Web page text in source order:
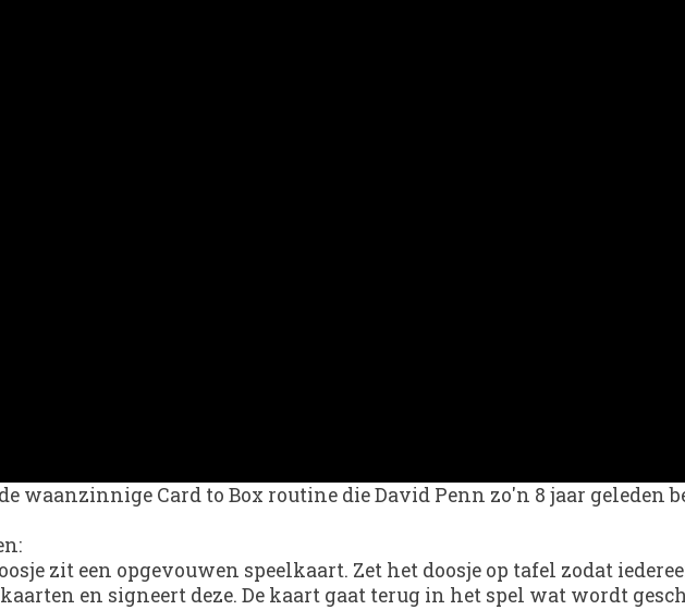
waanzinnige Card to Box routine die David Penn zo'n 8 jaar geleden
zit een opgevouwen speelkaart. Zet het doosje op tafel zodat
en signeert deze. De kaart gaat terug in het spel wat wordt